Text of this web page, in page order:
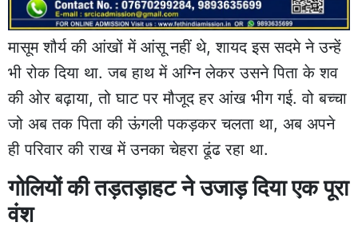
मासूम शौर्य की आंखों में आंसू नहीं थे, शायद इस सदमे ने उन्हें
भी रोक दिया था. जब हाथ में अग्नि लेकर उसने पिता के शव
की ओर बढ़ाया, तो घाट पर मौजूद हर आंख भीग गई. वो बच्चा
जो अब तक पिता की ऊंगली पकड़कर चलता था, अब अपने
ही परिवार की राख में उनका चेहरा ढूंढ रहा था.
गोलियों की तड़तड़ाहट ने उजाड़ दिया एक पूरा
वंश